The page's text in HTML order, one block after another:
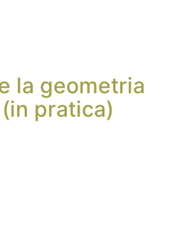
la geometria
pratica)